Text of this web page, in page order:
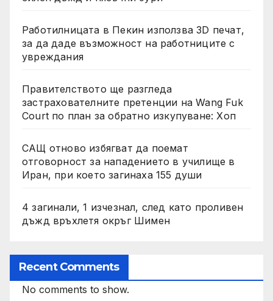
Работилницата в Пекин използва 3D печат,
за да даде възможност на работниците с
увреждания
Правителството ще разгледа
застрахователните претенции на Wang Fuk
Court по план за обратно изкупуване: Хоп
САЩ отново избягват да поемат
отговорност за нападението в училище в
Иран, при което загинаха 155 души
4 загинали, 1 изчезнал, след като проливен
дъжд връхлетя окръг Шимен
Recent Comments
No comments to show.